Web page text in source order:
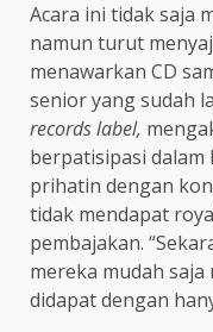
Acara ini tidak saja
namun turut
menawarkan CD
senior yang sudah
records label,
berpatisipasi dalam
prihatin dengan
tidak mendapat
pembajakan.
mereka mudah
didapat dengan